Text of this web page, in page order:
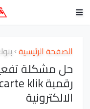
الصفحة الرئيسية
حل مشكلة
الالكترونية